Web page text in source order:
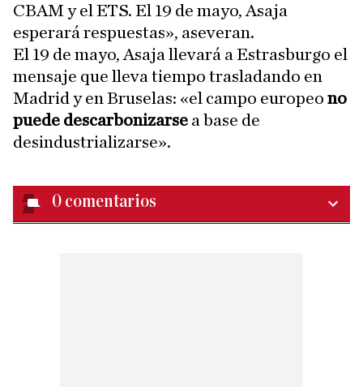
CBAM y el ETS. El 19 de mayo, Asaja
esperará respuestas», aseveran.
El 19 de mayo, Asaja llevará a Estrasburgo el
mensaje que lleva tiempo trasladando en
Madrid y en Bruselas: «el campo europeo no
puede descarbonizarse a base de
desindustrializarse».
0 comentarios